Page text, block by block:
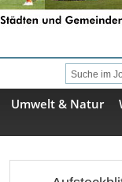
Umwelt & Natur